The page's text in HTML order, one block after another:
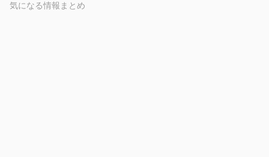
気になる情報まとめ